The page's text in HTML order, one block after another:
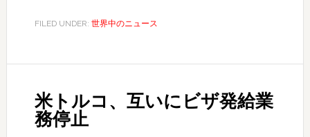
テ
ロ
FILED UNDER: 世界中のニュース
米トルコ、互いにビザ発給業
務停止